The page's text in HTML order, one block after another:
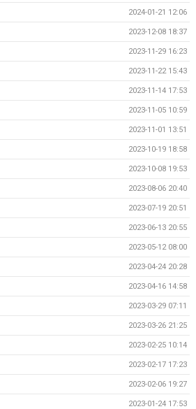
2024-01-21 12:06
2023-12-08 18:37
2023-11-29 16:23
2023-11-22 15:43
2023-11-14 17:53
2023-11-05 10:59
2023-11-01 13:51
2023-10-19 18:58
2023-10-08 19:53
2023-08-06 20:40
2023-07-19 20:51
2023-06-13 20:55
2023-05-12 08:00
2023-04-24 20:28
2023-04-16 14:58
2023-03-29 07:11
2023-03-26 21:25
2023-02-25 10:14
2023-02-17 17:23
2023-02-06 19:27
2023-01-24 17:53